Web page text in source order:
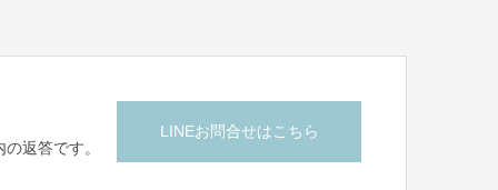
返答です。
LINEお問合せはこちら